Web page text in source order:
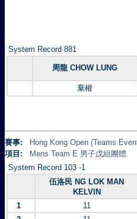
System Record 881
周龍 CHOW LUNG
棄權
賽事:
Hong Kong Open (Teams
項目:
Mens Team E 男子戊組團體
System Record 103 -1
伍洛民 NG LOK MAN
KELVIN
1 11